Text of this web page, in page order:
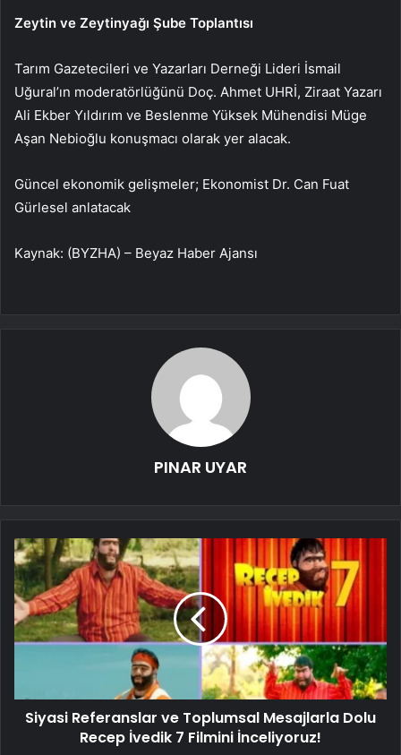
Zeytin ve Zeytinyağı Şube Toplantısı
Tarım Gazetecileri ve Yazarları Derneği Lideri İsmail
Uğural’ın moderatörlüğünü Doç. Ahmet UHRİ, Ziraat Yazarı
Ali Ekber Yıldırım ve Beslenme Yüksek Mühendisi Müge
Aşan Nebioğlu konuşmacı olarak yer alacak.
Güncel ekonomik gelişmeler; Ekonomist Dr. Can Fuat
Gürlesel anlatacak
Kaynak: (BYZHA) – Beyaz Haber Ajansı
PINAR UYAR
Siyasi Referanslar ve Toplumsal Mesajlarla Dolu
Recep İvedik 7 Filmini İnceliyoruz!